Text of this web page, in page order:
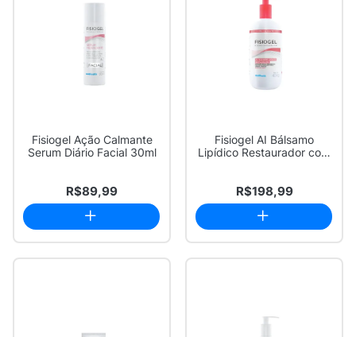
Fisiogel Ação Calmante
Serum Diário Facial 30ml
R$89,99
Fisiogel AI Bálsamo
Lipídico Restaurador com
R$198,99